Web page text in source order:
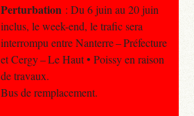
Perturbation : Du 6 juin au 20 juin
inclus, le week-end, le trafic sera
interrompu entre Nanterre – Préfecture
et Cergy – Le Haut • Poissy en raison
de travaux.
Bus de remplacement.